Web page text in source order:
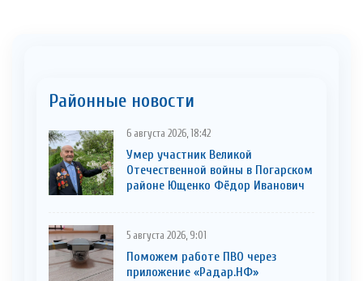
Районные новости
6 августа 2026, 18:42
Умер участник Великой
Отечественной войны в Погарском
районе Ющенко Фёдор Иванович
5 августа 2026, 9:01
Поможем работе ПВО через
приложение «Радар.НФ»